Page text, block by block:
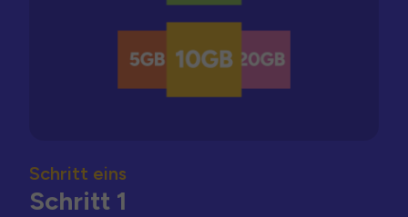
Schritt eins
Schritt 1